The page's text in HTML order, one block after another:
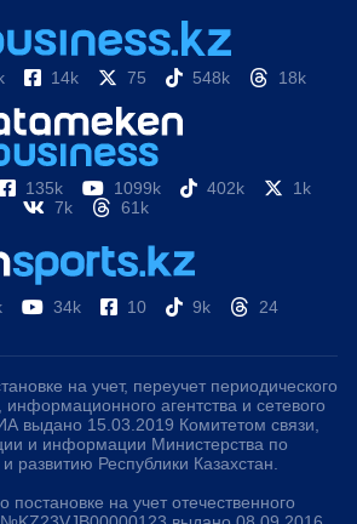
14k 75 548k 18k
135k 1099k 402k
1k
7k
61k
34k 10 9k 24
на учет, переучет периодического
информационного агентства и сетевого
выдано 15.03.2019 Комитетом связи,
и информации Министерства по
развитию Республики Казахстан.
постановке на учет отечественного